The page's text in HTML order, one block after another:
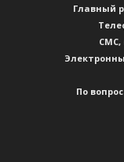
Главный
По